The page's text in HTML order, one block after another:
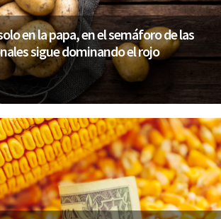
en la papa, en el semáforo de las
sigue dominando el rojo